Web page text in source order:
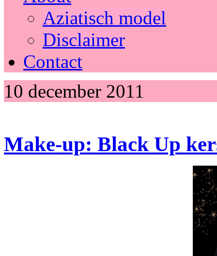
Aziatisch model
Disclaimer
Contact
10 december 2011
Make-up: Black Up